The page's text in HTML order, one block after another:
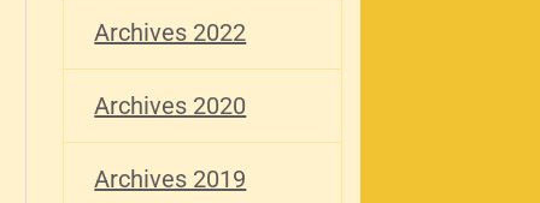
Archives 2022
Archives 2020
Archives 2019